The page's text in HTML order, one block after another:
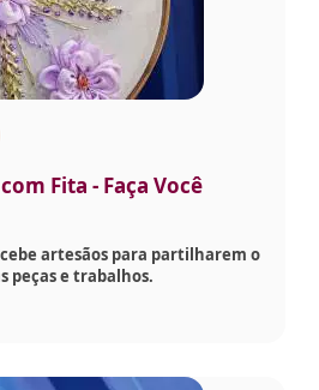
Fita - Faça Você
artesãos para partilharem o
peças e trabalhos.